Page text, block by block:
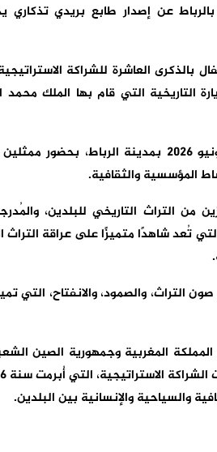
عن إصدار طابع بريدي تذكاري
العاشرة للشراكة
التاريخية التي قام بها الملك
وأقيم حفل الكشف عن هذا الإصدار الخاص يوم 30 يونيو 2026
المؤسسية والثقافية.
من التراث التاريخي للبلدين،
تُعد شاهدًا متميزًا على عراقة التراث
التراث، والصمود، والانفتاح، التي
والسياحية والإنسانية بين البلدين.